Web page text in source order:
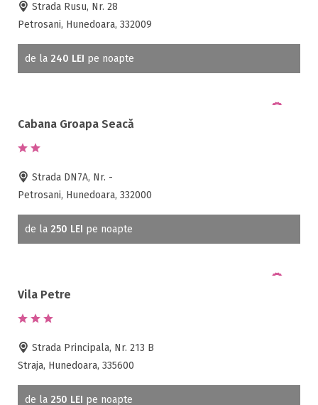
Masaj
Netflix
Pescuit
Ping-Pong
Piscina
Rau in curte
Sala de conferinte
Sala de fitness
Sauna
Scaun bebelus
Schimb valutar
Semineu
Strada Rusu, Nr. 28
Petrosani, Hunedoara, 332009
de la 240 LEI pe noapte
Cabana Groapa Seacă
Strada DN7A, Nr. -
Petrosani, Hunedoara, 332000
de la 250 LEI pe noapte
Vila Petre
Strada Principala, Nr. 213 B
Straja, Hunedoara, 335600
de la 250 LEI pe noapte